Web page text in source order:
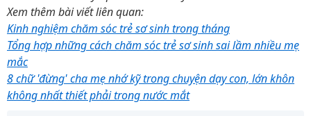
Xem thêm bài viết liên quan:
Kinh nghiệm chăm sóc trẻ sơ sinh trong tháng
Tổng hợp những cách chăm sóc trẻ sơ sinh sai lầm nhiều mẹ
mắc
8 chữ 'đừng' cha mẹ nhớ kỹ trong chuyện dạy con, lớn khôn
không nhất thiết phải trong nước mắt